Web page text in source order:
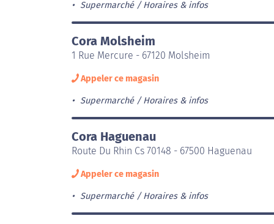
Supermarché Horaires & infos
Cora Molsheim
1 Rue Mercure - 67120 Molsheim
Appeler ce magasin
Supermarché Horaires & infos
Cora Haguenau
Route Du Rhin Cs 70148 - 67500 Haguenau
Appeler ce magasin
Supermarché Horaires & infos